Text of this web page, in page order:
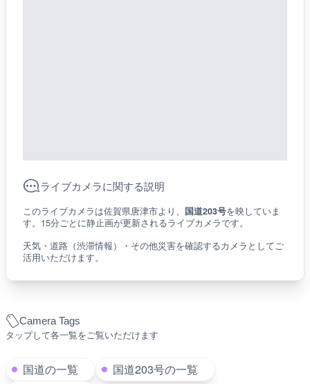
Camera Tags
タップして各一覧をご覧いただけます
国道の一覧
国道203号の一覧
ライブカメラに関する説明
このライブカメラは佐賀県唐津市より、 国道203号を映していま
す。15分ごとに静止画が更新されるライブカメラです。
天気・道路（渋滞情報）・その他災害を確認するカメラとしてご
活用いただけます。